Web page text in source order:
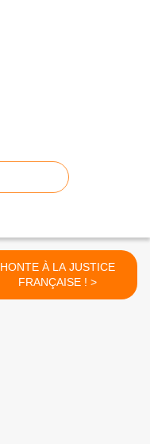
HONTE À LA JUSTICE
FRANÇAISE ! >